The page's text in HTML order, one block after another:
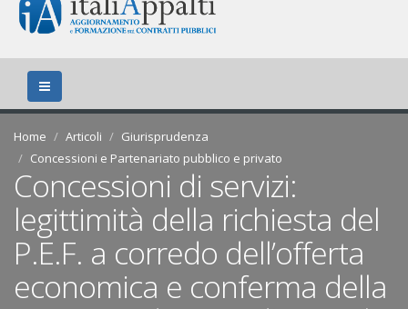
Home Articoli
Giurisprudenza
Concessioni e Partenariato pubblico e privato
Concessioni di servizi:
legittimità della richiesta del
P.E.F. a corredo dell’offerta
economica e conferma della